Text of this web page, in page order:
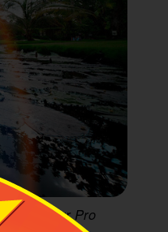
họa: Tour Pro